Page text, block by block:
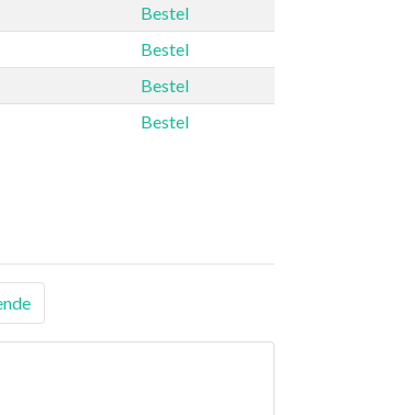
Bestel
Bestel
Bestel
Bestel